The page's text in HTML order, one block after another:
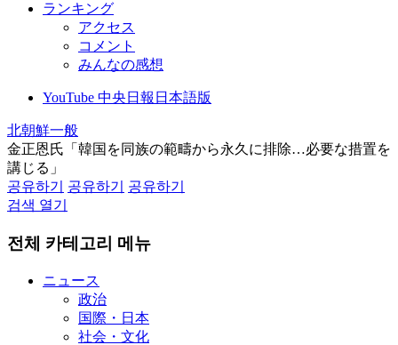
ランキング
アクセス
コメント
みんなの感想
YouTube 中央日報日本語版
北朝鮮一般
金正恩氏「韓国を同族の範疇から永久に排除…必要な措置を
講じる」
공유하기
공유하기
공유하기
검색 열기
전체 카테고리 메뉴
ニュース
政治
国際・日本
社会・文化